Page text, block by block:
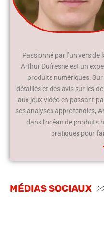
Passionné par l’univers de
Arthur Dufresne est un
produits numériques.
détaillés et des avis sur les
aux jeux vidéo en passant
ses analyses approfondies,
dans l’océan de produits
pratiques pour
MÉDIAS SOCIAUX